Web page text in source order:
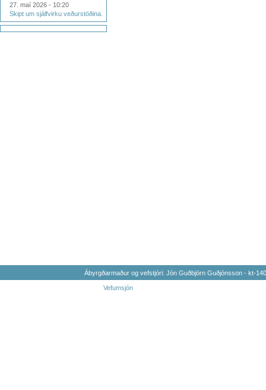
27. maí 2026 - 10:20
Skipt um sjálfvirku veðurstöðina.
Ábyrgðarmaður og vefstjóri: Jón Guðbjörn Guðjónsson - kt-
Vefumsjón